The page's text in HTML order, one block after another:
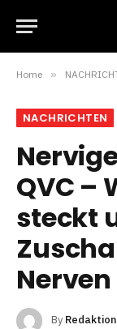
Home »
NACHRICHTEN
QVC –
steckt
By Redaktion